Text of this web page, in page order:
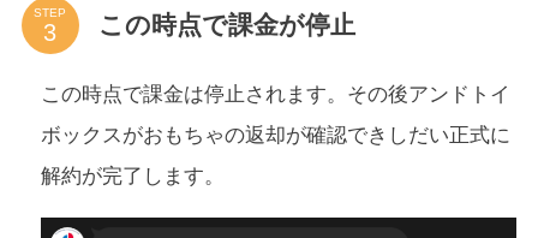
STEP この時点で課金が停止
この時点で課金は停止されます。その後アンドトイ
ボックスがおもちゃの返却が確認できしだい正式に
解約が完了します。